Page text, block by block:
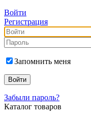
Войти
Регистрация
Запомнить меня
Забыли пароль?
Каталог товаров